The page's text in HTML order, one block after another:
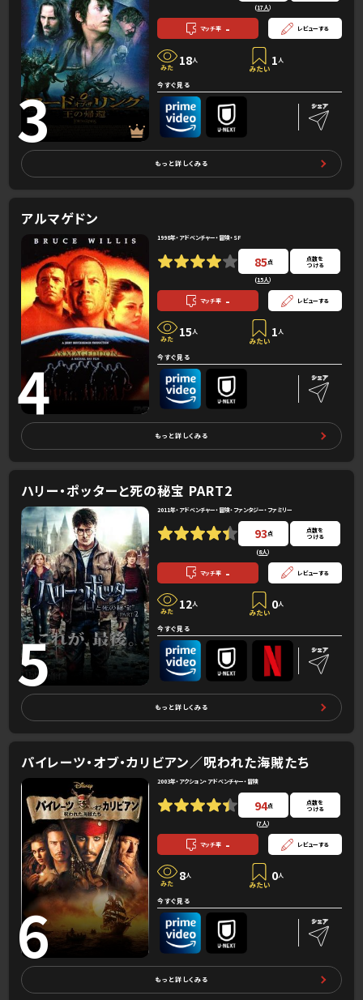
3
(17人）
マッチ率 - レビューする
18人 1人
今すぐ見る
もっと詳しくみる
アルマゲドン
4
1998年・アドベンチャー・冒険・SF
85 点
(15人）
点数を
つける
マッチ率 - レビューする
15人 1人
今すぐ見る
もっと詳しくみる
ハリー・ポッターと死の秘宝 PART2
5
2011年・アドベンチャー・冒険・ファンタジー・ファミリー
93点
(8人）
点数を
つける
マッチ率 - レビューする
12人 0人
今すぐ見る
もっと詳しくみる
パイレーツ・オブ・カリビアン／呪われた海賊たち
6
2003年・アクション・アドベンチャー・冒険
94点
(7人）
点数を
つける
マッチ率 - レビューする
8人 0人
今すぐ見る
もっと詳しくみる